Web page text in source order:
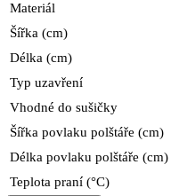
Materiál
Šířka (cm)
Délka (cm)
Typ uzavření
Vhodné do sušičky
Šířka povlaku polštáře (cm)
Délka povlaku polštáře (cm)
Teplota praní (°C)